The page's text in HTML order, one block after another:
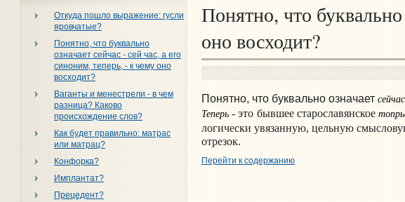
Откуда пошло выражение: гусли
яровчатые?
Понятно, что буквально
означает сейчас - сей час, а его
синоним, теперь, - к чему оно
восходит?
Ваганты и менестрели - в чем
разница? Каково
происхождение слов?
Как будет правильно: матрас
или матрац?
Конфорка?
Имплантат?
Прецедент?
Понятно, что
оно восходит?
Понятно, что буквально означает сейчас
Теперь- это бывшее старославянское
логически увязанную, цельную
отрезок.
Перейти к содержанию